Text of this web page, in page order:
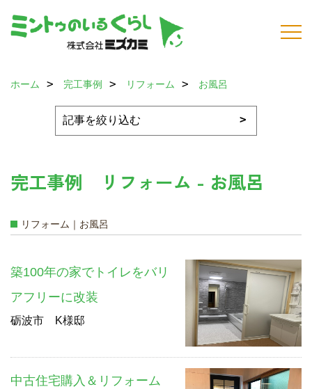
ホーム 完工事例 リフォーム お風呂
完工事例 リフォーム - お風呂
リフォーム｜お風呂
築100年の家でトイレをバリ
アフリーに改装
砺波市 K様邸
中古住宅購入＆リフォーム